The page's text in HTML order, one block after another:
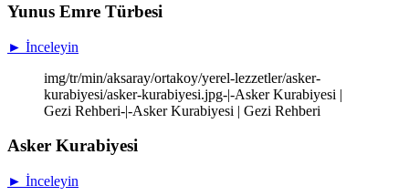
Yunus Emre Türbesi
► İnceleyin
img/tr/min/aksaray/ortakoy/yerel-lezzetler/asker-
kurabiyesi/asker-kurabiyesi.jpg-|-Asker Kurabiyesi |
Gezi Rehberi-|-Asker Kurabiyesi | Gezi Rehberi
Asker Kurabiyesi
► İnceleyin